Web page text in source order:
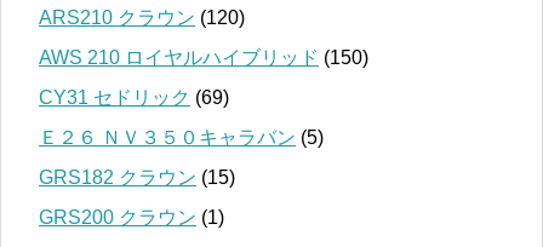
ARS210 クラウン (120)
AWS 210 ロイヤルハイブリッド (150)
CY31 セドリック (69)
Ｅ２６ ＮＶ３５０キャラバン (5)
GRS182 クラウン (15)
GRS200 クラウン (1)